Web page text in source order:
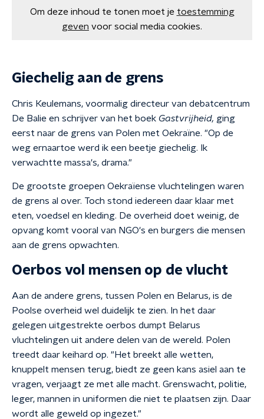
Om deze inhoud te tonen moet je toestemming
geven voor social media cookies.
Giechelig aan de grens
Chris Keulemans, voormalig directeur van debatcentrum
De Balie en schrijver van het boek Gastvrijheid, ging
eerst naar de grens van Polen met Oekraïne. "Op de
weg ernaartoe werd ik een beetje giechelig. Ik
verwachtte massa's, drama."
De grootste groepen Oekraïense vluchtelingen waren
de grens al over. Toch stond iedereen daar klaar met
eten, voedsel en kleding. De overheid doet weinig, de
opvang komt vooral van NGO's en burgers die mensen
aan de grens opwachten.
Oerbos vol mensen op de vlucht
Aan de andere grens, tussen Polen en Belarus, is de
Poolse overheid wel duidelijk te zien. In het daar
gelegen uitgestrekte oerbos dumpt Belarus
vluchtelingen uit andere delen van de wereld. Polen
treedt daar keihard op. "Het breekt alle wetten,
knuppelt mensen terug, biedt ze geen kans asiel aan te
vragen, verjaagt ze met alle macht. Grenswacht, politie,
leger, mannen in uniformen die niet te plaatsen zijn. Daar
wordt alle geweld op ingezet."